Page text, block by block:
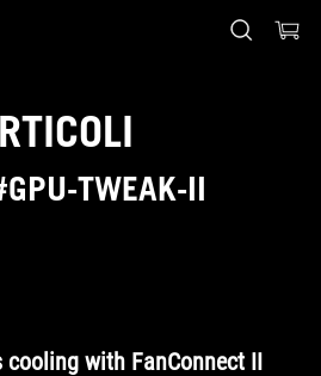
TWEAK-II
cooling with FanConnect II